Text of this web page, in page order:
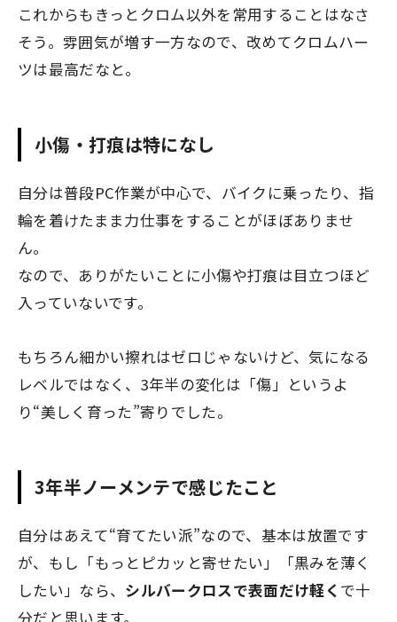
これからもきっとクロム以外を常用することはなさ
そう。雰囲気が増す一方なので、改めてクロムハー
ツは最高だなと。
小傷・打痕は特になし
自分は普段PC作業が中心で、バイクに乗ったり、指
輪を着けたまま力仕事をすることがほぼありませ
ん。
なので、ありがたいことに小傷や打痕は目立つほど
入っていないです。
もちろん細かい擦れはゼロじゃないけど、気になる
レベルではなく、3年半の変化は「傷」というよ
り“美しく育った”寄りでした。
3年半ノーメンテで感じたこと
自分はあえて“育てたい派”なので、基本は放置です
が、もし「もっとピカッと寄せたい」「黒みを薄く
したい」なら、 シルバークロスで表面だけ軽く で十
分だと思います。